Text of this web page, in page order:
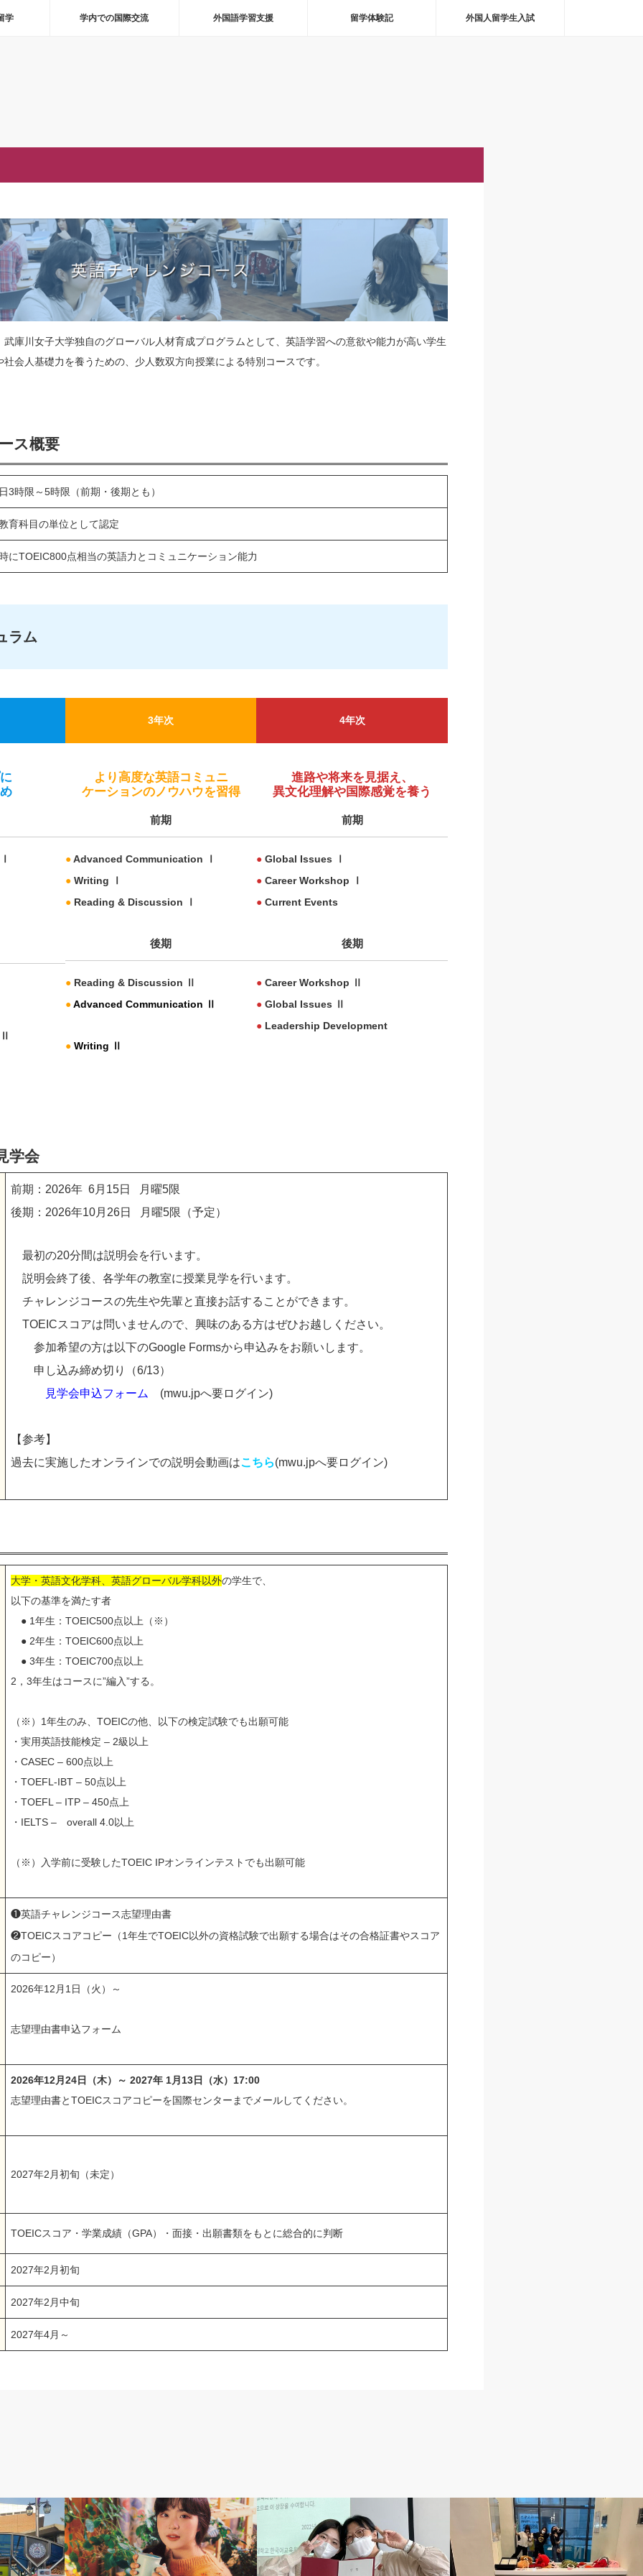
学 学内での国際交流 外国語学習支援 留学体験記 外国人留学生入試
庫川女子大学独自のグローバル人材育成プログラムとして、英語学習への意欲や能力が高い学生
社会人基礎力を養うための、少人数双方向授業による特別コースです。
ス概要
3時限～5時限（前期・後期とも）
育科目の単位として認定
にTOEIC800点相当の英語力とコミュニケーション能力
ラム
3年次
より高度な英語コミュニ
ケーションのノウハウを習得
前期
●Advanced Communication Ⅰ
●Writing Ⅰ
●Reading & Discussion Ⅰ
後期
●Reading & Discussion Ⅱ
●Advanced Communication Ⅱ
●Writing Ⅱ
4年次
進路や将来を見据え、
異文化理解や国際感覚を養う
前期
● Global Issues Ⅰ
● Career Workshop Ⅰ
● Current Events
後期
● Career Workshop Ⅱ
● Global Issues Ⅱ
● Leadership Development
学会
前期：2026年 6月15日 月曜5限
後期：2026年10月26日 月曜5限（予定）
最初の20分間は説明会を行います。
説明会終了後、各学年の教室に授業見学を行います。
チャレンジコースの先生や先輩と直接お話することができます。
TOEICスコアは問いませんので、興味のある方はぜひお越しください。
参加希望の方は以下のGoogle Formsから申込みをお願いします。
申し込み締め切り（6/13）
見学会申込フォーム
(mwu.jpへ要ログイン)
【参考】
過去に実施したオンラインでの説明会動画はこちら(mwu.jpへ要ログイン)
大学・英語文化学科、英語グローバル学科以外の学生で、
以下の基準を満たす者
● 1年生：TOEIC500点以上（※）
● 2年生：TOEIC600点以上
● 3年生：TOEIC700点以上
2，3年生はコースに”編入”する。
（※）1年生のみ、TOEICの他、以下の検定試験でも出願可能
・実用英語技能検定 – 2級以上
・CASEC – 600点以上
・TOEFL-IBT – 50点以上
・TOEFL – ITP – 450点上
・IELTS – overall 4.0以上
（※）入学前に受験したTOEIC IPオンラインテストでも出願可能
❶英語チャレンジコース志望理由書
❷TOEICスコアコピー（1年生でTOEIC以外の資格試験で出願する場合はその合格証書やスコア
のコピー）
2026年12月1日（火）～
志望理由書申込フォーム
2026年12月24日（木）～ 2027年 1月13日（水）17:00
志望理由書とTOEICスコアコピーを国際センターまでメールしてください。
2027年2月初旬（未定）
TOEICスコア・学業成績（GPA）・面接・出願書類をもとに総合的に判断
2027年2月初旬
2027年2月中旬
2027年4月～